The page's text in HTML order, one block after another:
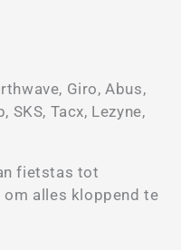
Giro, Abus,
SKS, Tacx, Lezyne,
fietstas tot
alles kloppend te